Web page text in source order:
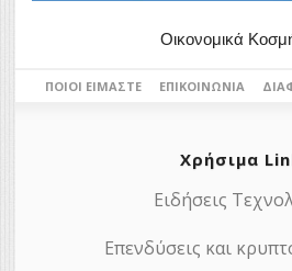
Οικονομικά
ΠΟΙΟΙ ΕΊΜΑΣΤΕ ΕΠΙΚΟΙΝΩΝΊΑ
Χρήσιμα
Ειδήσεις
Επενδύσεις και